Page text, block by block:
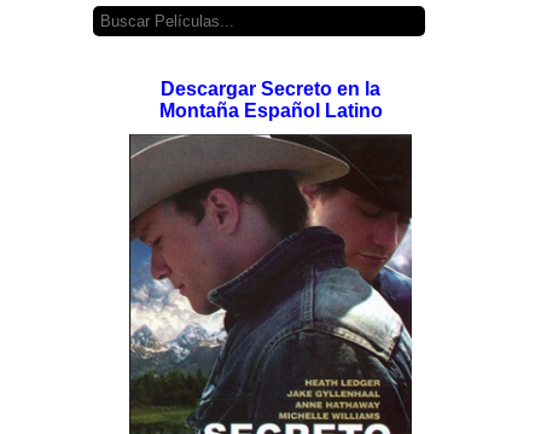
Descargar Secreto en la
Montaña Español Latino